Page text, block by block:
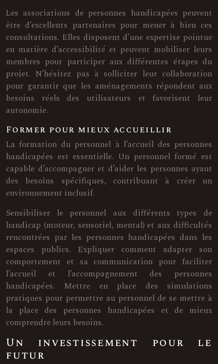
Les associations de personnes handicapées peuvent
être d’excellents partenaires pour mener à bien ces
consultations. Elles disposent d’une expertise pointue
en matière d’accessibilité et peuvent mobiliser leurs
membres pour participer aux différentes étapes du
projet. N’hésitez pas à solliciter leur collaboration
pour garantir que les aménagements répondent aux
besoins réels des utilisateurs et favorisent leur
autonomie.
Former pour mieux accueillir
La formation du personnel à l’accueil des personnes
handicapées est essentielle. Un personnel formé est
capable d’accompagner et d’aider les personnes ayant
des besoins spécifiques, contribuant à créer un
environnement inclusif.
Sensibiliser le personnel aux différents types de
handicap (moteur, sensoriel, mental) et aux difficultés
rencontrées par les personnes handicapées dans les
espaces publics. Expliquer comment adapter son
comportement et sa communication pour faciliter
l’accueil et l’accompagnement des personnes
handicapées. Mettre en place des simulations
pratiques pour permettre au personnel de se mettre à
la place des personnes handicapées et de mieux
comprendre leurs besoins.
Un investissement pour le
futur